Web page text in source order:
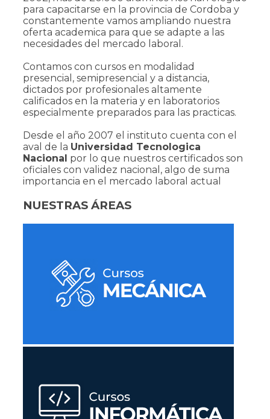
para capacitarse en la provincia de Cordoba y
constantemente vamos ampliando nuestra
oferta academica para que se adapte a las
necesidades del mercado laboral.
Contamos con cursos en modalidad
presencial, semipresencial y a distancia,
dictados por profesionales altamente
calificados en la materia y en laboratorios
especialmente preparados para las practicas.
Desde el año 2007 el instituto cuenta con el
aval de la Universidad Tecnologica
Nacional por lo que nuestros certificados son
oficiales con validez nacional, algo de suma
importancia en el mercado laboral actual
NUESTRAS ÁREAS